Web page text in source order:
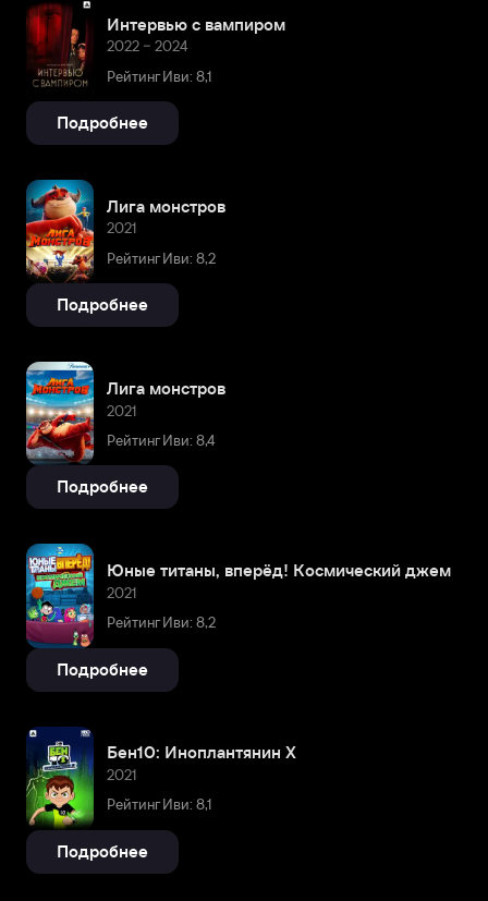
Интервью с вампиром
2022 – 2024
Рейтинг Иви: 8,1
Подробнее
Лига монстров
2021
Рейтинг Иви: 8,2
Подробнее
Лига монстров
2021
Рейтинг Иви: 8,4
Подробнее
Юные титаны, вперёд! Космический джем
2021
Рейтинг Иви: 8,2
Подробнее
Бен10: Иноплантянин X
2021
Рейтинг Иви: 8,1
Подробнее